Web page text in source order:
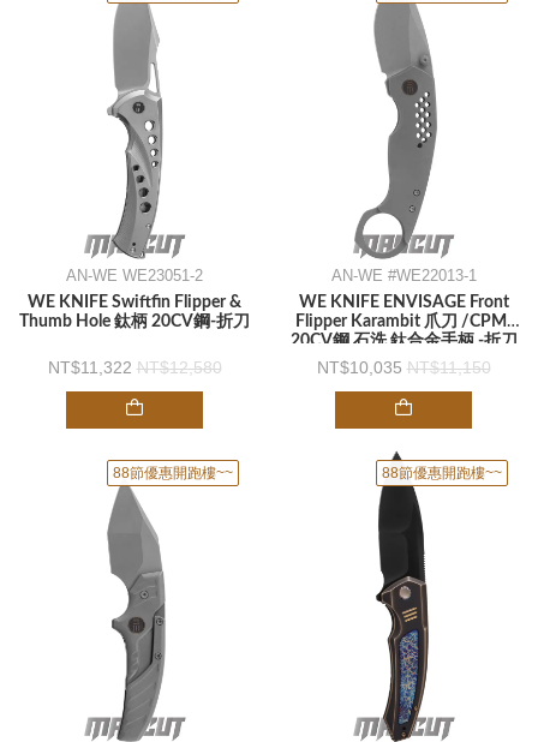
AN-WE WE23051-2
WE KNIFE Swiftfin Flipper &
Thumb Hole 鈦柄 20CV鋼-折刀
11,322 12,580
AN-WE #WE22013-1
WE KNIFE ENVISAGE Front
Flipper Karambit 爪刀 /CPM-
20CV鋼 石洗 鈦合金手柄 -折刀
10,035 11,150
88節優惠開跑樓~~ 88節優惠開跑樓~~